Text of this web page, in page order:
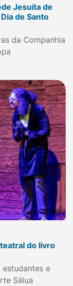
Jesuíta de
de Santo
da Companhia
do livro
e
Sálua